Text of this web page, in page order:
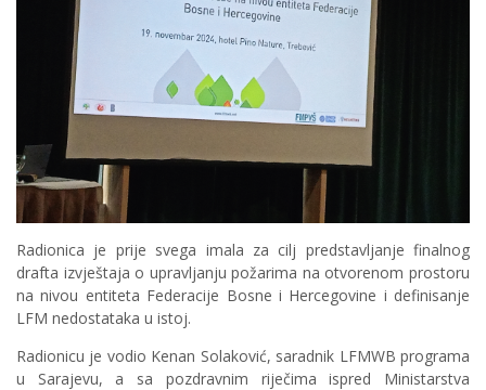
Radionica je prije svega imala za cilj predstavljanje finalnog
drafta izvještaja o upravljanju požarima na otvorenom prostoru
na nivou entiteta Federacije Bosne i Hercegovine i definisanje
LFM nedostataka u istoj.
Radionicu je vodio Kenan Solaković, saradnik LFMWB programa
u Sarajevu, a sa pozdravnim riječima ispred Ministarstva